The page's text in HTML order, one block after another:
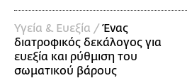
Υγεία & Ευεξία /Ένας
διατροφικός δεκάλογος για
ευεξία και ρύθμιση του
σωματικού βάρους